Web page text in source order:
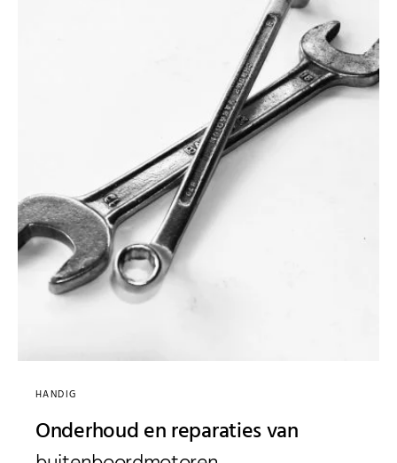
HANDIG
Onderhoud en reparaties van